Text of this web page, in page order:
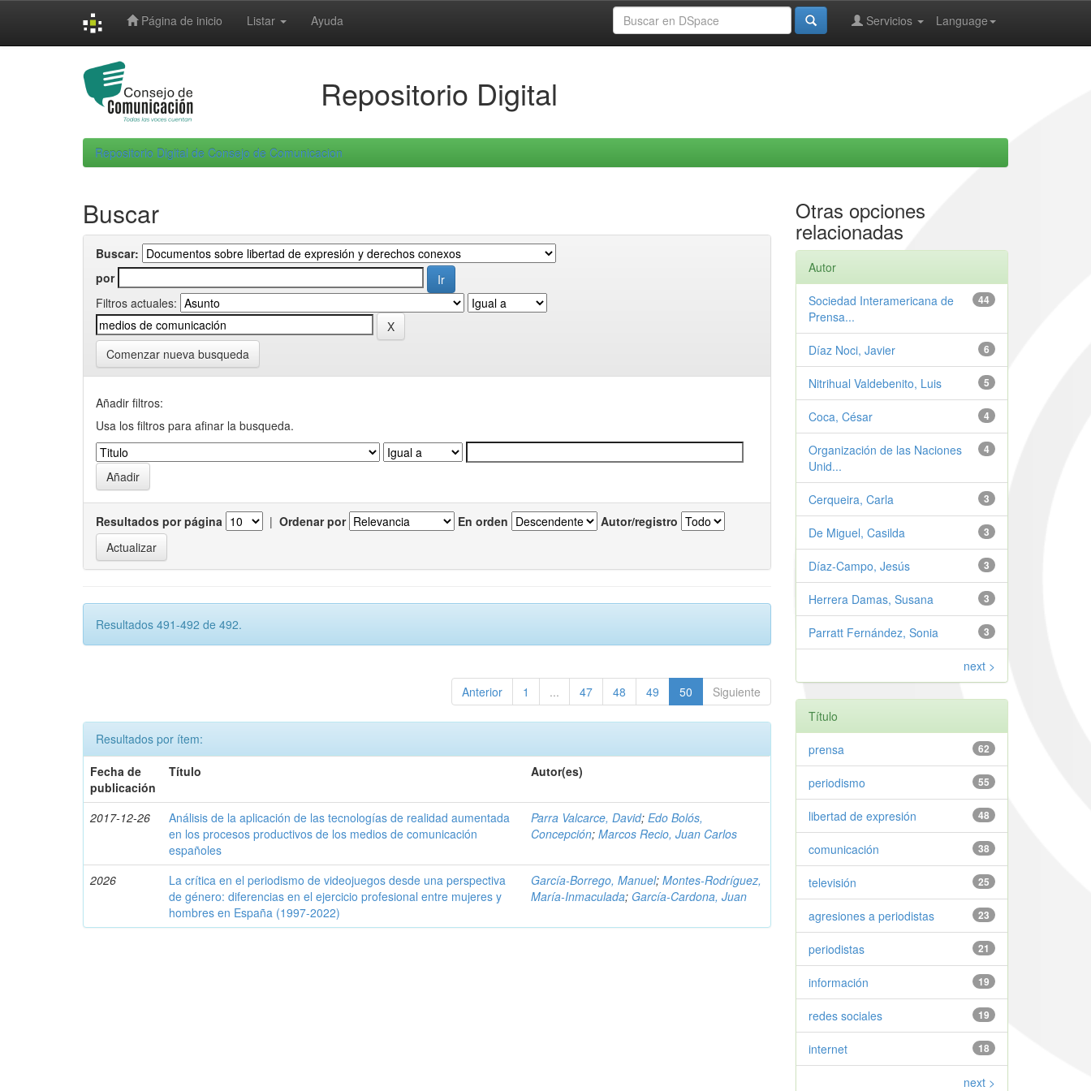
Página de inicio Listar Ayuda Language
Servicios
Repositorio Digital
Repositorio Digital de Consejo de Comunicacion
Buscar
Buscar:
por
Filtros actuales:
Comenzar nueva busqueda
Añadir filtros:
Usa los filtros para afinar la busqueda.
Resultados por página | Ordenar por En orden Autor/registro
Resultados 491-492 de 492.
Anterior 1 ... 47 48 49 50 Siguiente
Resultados por ítem:
Fecha de
publicación
Título Autor(es)
2017-12-26
Análisis de la aplicación de las tecnologías de realidad aumentada
en los procesos productivos de los medios de comunicación
españoles
Parra Valcarce, David;Edo Bolós,
Concepción;Marcos Recio, Juan Carlos
2026
La crítica en el periodismo de videojuegos desde una perspectiva
de género: diferencias en el ejercicio profesional entre mujeres y
hombres en España (1997-2022)
García-Borrego, Manuel;Montes-Rodríguez,
María-Inmaculada; García-Cardona, Juan
Otras opciones
relacionadas
Autor
44
Sociedad Interamericana de
Prensa...
6
Díaz Noci, Javier
5
Nitrihual Valdebenito, Luis
4
Coca, César
4
Organización de las Naciones
Unid...
3
Cerqueira, Carla
3
De Miguel, Casilda
3
Díaz-Campo, Jesús
3
Herrera Damas, Susana
3
Parratt Fernández, Sonia
next >
Título
62
prensa
55
periodismo
48
libertad de expresión
38
comunicación
25
televisión
23
agresiones a periodistas
21
periodistas
19
información
19
redes sociales
18
internet
next >